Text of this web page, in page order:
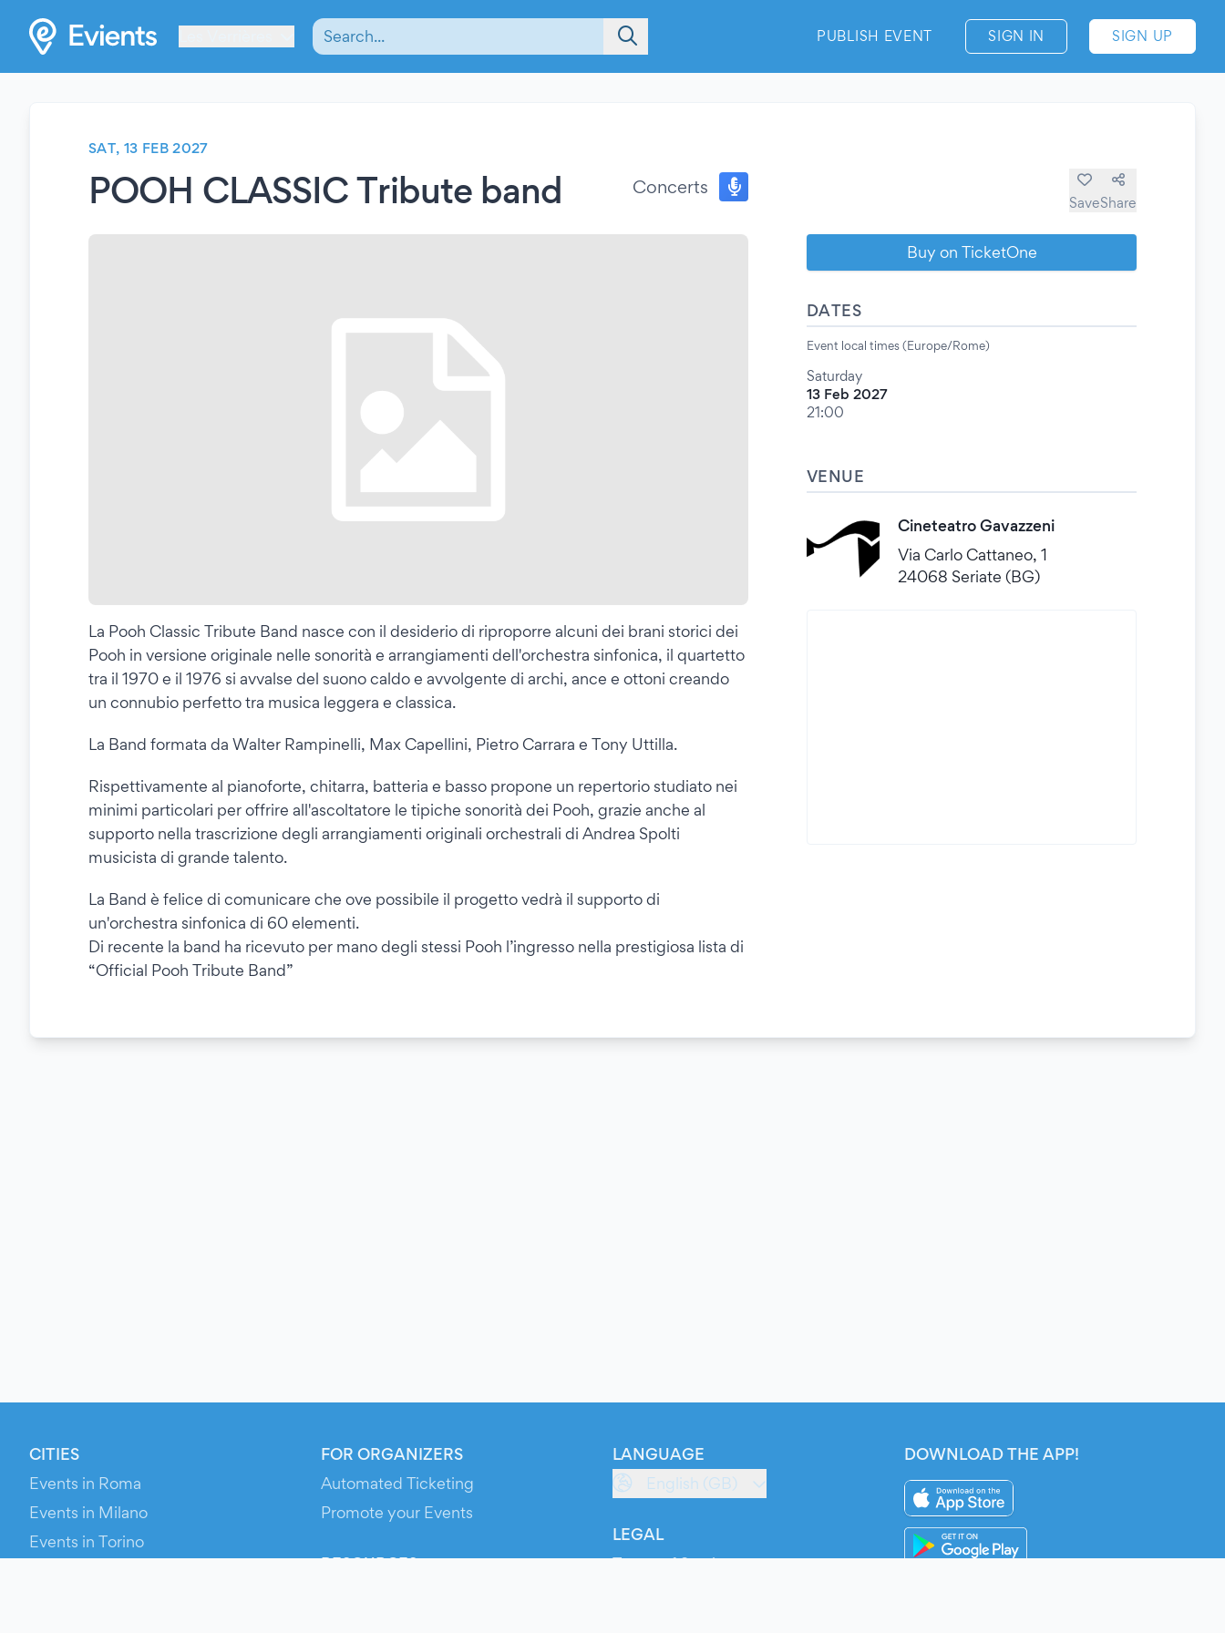
PUBLISH EVENT SIGN IN SIGN UP
SAT, 13 FEB 2027
POOH CLASSIC Tribute band Concerts
SaveShare
La Pooh Classic Tribute Band nasce con il desiderio di riproporre alcuni dei brani storici dei
Pooh in versione originale nelle sonorità e arrangiamenti dell'orchestra sinfonica, il quartetto
tra il 1970 e il 1976 si avvalse del suono caldo e avvolgente di archi, ance e ottoni creando
un connubio perfetto tra musica leggera e classica.
La Band formata da Walter Rampinelli, Max Capellini, Pietro Carrara e Tony Uttilla.
Rispettivamente al pianoforte, chitarra, batteria e basso propone un repertorio studiato nei
minimi particolari per offrire all'ascoltatore le tipiche sonorità dei Pooh, grazie anche al
supporto nella trascrizione degli arrangiamenti originali orchestrali di Andrea Spolti
musicista di grande talento.
La Band è felice di comunicare che ove possibile il progetto vedrà il supporto di
un'orchestra sinfonica di 60 elementi.
Di recente la band ha ricevuto per mano degli stessi Pooh l’ingresso nella prestigiosa lista di
“Official Pooh Tribute Band”
Buy on TicketOne
DATES
Event local times (Europe/Rome)
Saturday
13 Feb 2027
21:00
VENUE
Cineteatro Gavazzeni
Via Carlo Cattaneo, 1
24068 Seriate (BG)
CITIES
Events in Roma
Events in Milano
Events in Torino
FOR ORGANIZERS
Automated Ticketing
Promote your Events
RESOURCES
LANGUAGE
English (GB)
LEGAL
Terms of Service
DOWNLOAD THE APP!